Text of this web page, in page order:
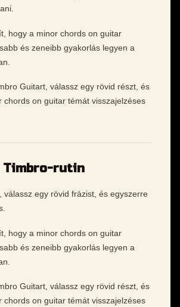
hogy a minor chords on guitar
és zeneibb gyakorlás legyen a
Guitart, válassz egy rövid részt, és
chords on guitar témát visszajelzéses
Timbro-rutin
válassz egy rövid frázist, és egyszerre
hogy a minor chords on guitar
és zeneibb gyakorlás legyen a
Guitart, válassz egy rövid részt, és
chords on guitar témát visszajelzéses